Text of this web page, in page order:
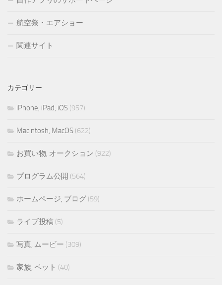
航空祭・エアショー
関連サイト
カテゴリー
iPhone, iPad, iOS (957)
Macintosh, MacOS (622)
お買い物, オークション (922)
プログラム公開 (564)
ホームページ, ブログ (59)
ライブ投稿 (5)
写真, ムービー (309)
家族, ペット (40)